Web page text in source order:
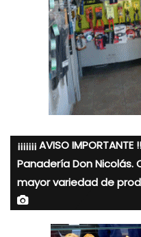
¡¡¡¡¡¡¡ AVISO
Panadería Don Nicolás.
mayor variedad de